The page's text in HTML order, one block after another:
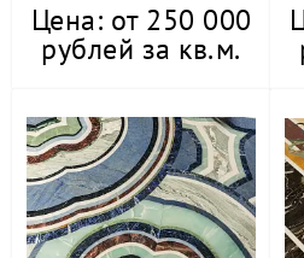
Цена: от 250 000
рублей за кв.м.